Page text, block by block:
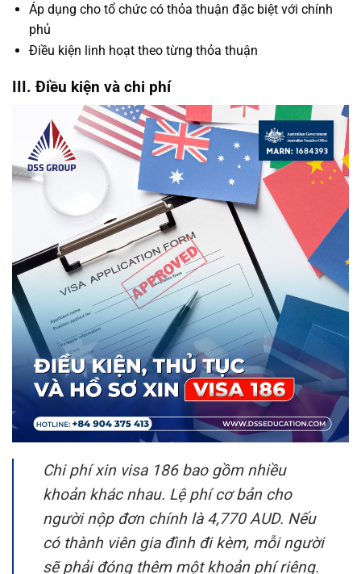
Áp dụng cho tổ chức có thỏa thuận đặc biệt với chính
phủ
Điều kiện linh hoạt theo từng thỏa thuận
III. Điều kiện và chi phí
Chi phí xin visa 186 bao gồm nhiều
khoản khác nhau. Lệ phí cơ bản cho
người nộp đơn chính là 4,770 AUD. Nếu
có thành viên gia đình đi kèm, mỗi người
sẽ phải đóng thêm một khoản phí riêng.